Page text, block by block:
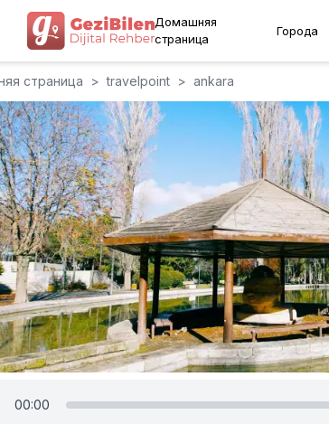
Домашняя
страница
Города
страница > travelpoint > ankara
00:00